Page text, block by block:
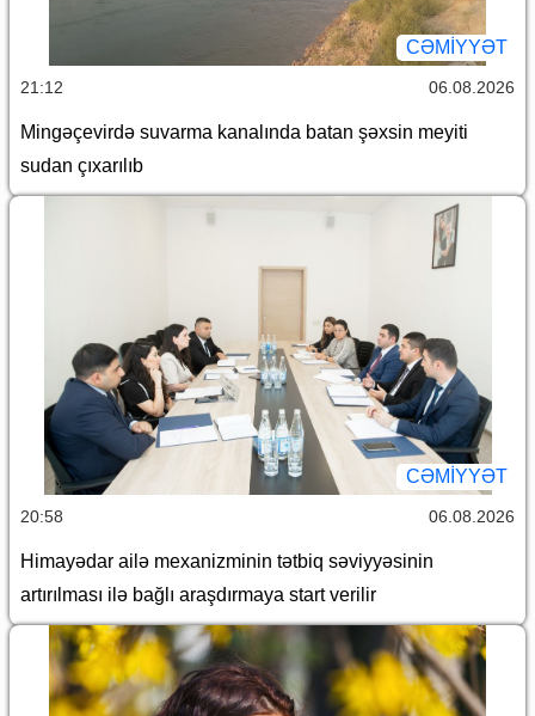
CƏMİYYƏT
21:12 06.08.2026
Mingəçevirdə suvarma kanalında batan şəxsin meyiti
sudan çıxarılıb
CƏMİYYƏT
20:58 06.08.2026
Himayədar ailə mexanizminin tətbiq səviyyəsinin
artırılması ilə bağlı araşdırmaya start verilir